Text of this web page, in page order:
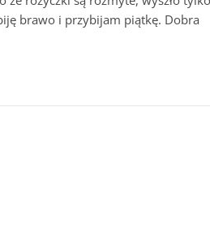
brawo i przybijam piątkę. Dobra